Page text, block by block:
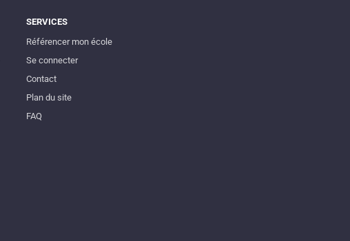
SERVICES
Référencer mon école
Se connecter
Contact
Plan du site
FAQ